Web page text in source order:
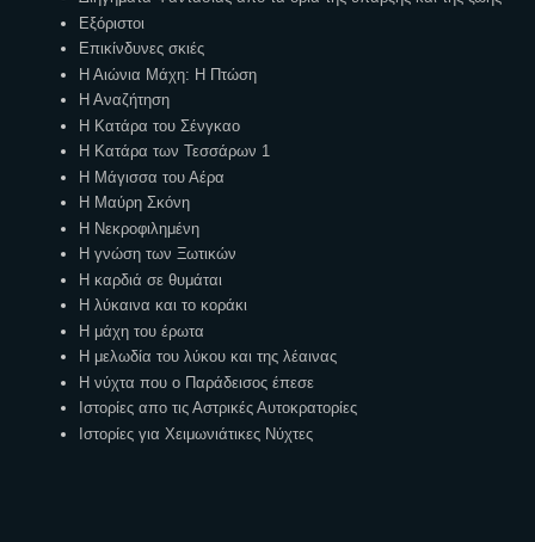
Εξόριστοι
Επικίνδυνες σκιές
Η Αιώνια Μάχη: Η Πτώση
Η Αναζήτηση
Η Κατάρα του Σένγκαο
Η Κατάρα των Τεσσάρων 1
Η Μάγισσα του Αέρα
Η Μαύρη Σκόνη
Η Νεκροφιλημένη
Η γνώση των Ξωτικών
Η καρδιά σε θυμάται
Η λύκαινα και το κοράκι
Η μάχη του έρωτα
Η μελωδία του λύκου και της λέαινας
Η νύχτα που ο Παράδεισος έπεσε
Ιστορίες απο τις Αστρικές Αυτοκρατορίες
Ιστορίες για Χειμωνιάτικες Νύχτες